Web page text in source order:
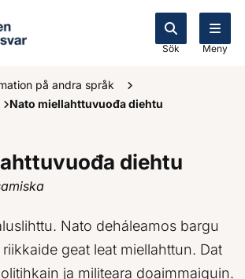
Sök Meny
på andra språk
Nato miellahttuvuođa diehtu
diehtu
Nato deháleamos bargu
geat leat miellahttun. Dat
ja militeara doaimmaiguin.